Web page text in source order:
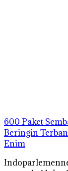
600 Paket
Beringin
Enim